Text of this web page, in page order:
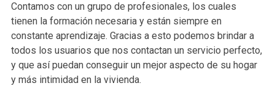
Contamos con un grupo de profesionales, los cuales
tienen la formación necesaria y están siempre en
constante aprendizaje. Gracias a esto podemos brindar a
todos los usuarios que nos contactan un servicio perfecto,
y que así puedan conseguir un mejor aspecto de su hogar
y más intimidad en la vivienda.